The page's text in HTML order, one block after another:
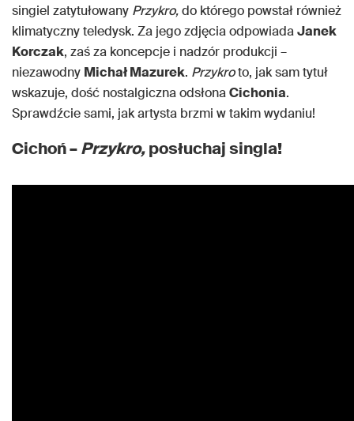
singiel zatytułowany Przykro,do którego powstał również
klimatyczny teledysk. Za jego zdjęcia odpowiadaJanek
Korczak, zaś za koncepcje i nadzór produkcji –
niezawodny Michał Mazurek. Przykroto, jak sam tytuł
wskazuje, dość nostalgiczna odsłonaCichonia.
Sprawdźcie sami, jak artysta brzmi w takim wydaniu!
Cichoń –Przykro,posłuchaj singla!